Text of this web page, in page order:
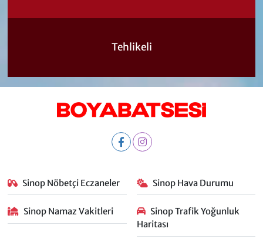
Tehlikeli
Sinop Nöbetçi Eczaneler Sinop Hava Durumu
Sinop Namaz Vakitleri
Sinop Trafik Yoğunluk
Haritası